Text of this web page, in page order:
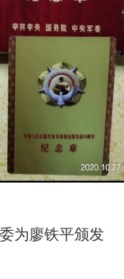
为廖铁平颁发